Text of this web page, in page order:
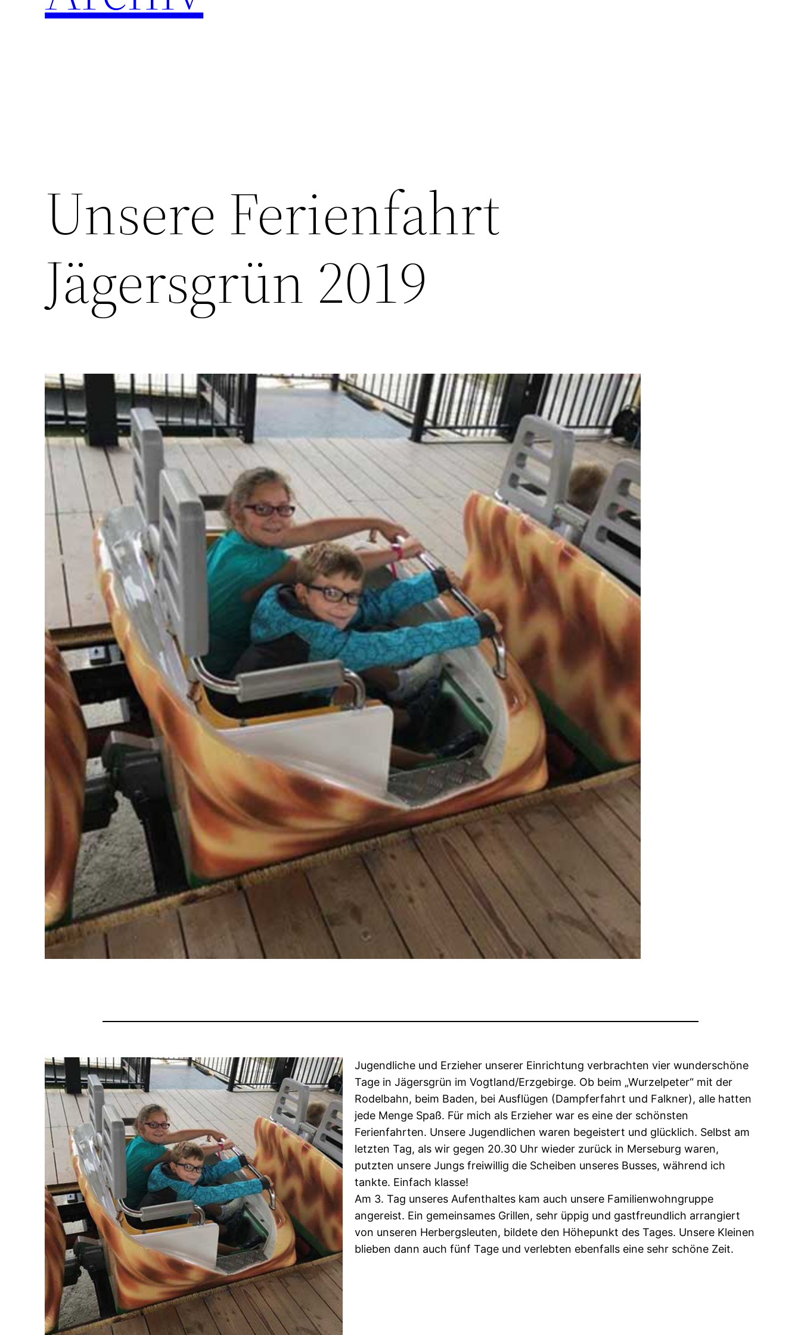
Unsere Ferienfahrt
Jägersgrün 2019
Jugendliche und Erzieher unserer Einrichtung verbrachten vier wunderschöne
Tage in Jägersgrün im Vogtland/Erzgebirge. Ob beim „Wurzelpeter“ mit der
Rodelbahn, beim Baden, bei Ausflügen (Dampferfahrt und Falkner), alle hatten
jede Menge Spaß. Für mich als Erzieher war es eine der schönsten
Ferienfahrten. Unsere Jugendlichen waren begeistert und glücklich. Selbst am
letzten Tag, als wir gegen 20.30 Uhr wieder zurück in Merseburg waren,
putzten unsere Jungs freiwillig die Scheiben unseres Busses, während ich
tankte. Einfach klasse!
Am 3. Tag unseres Aufenthaltes kam auch unsere Familienwohngruppe
angereist. Ein gemeinsames Grillen, sehr üppig und gastfreundlich arrangiert
von unseren Herbergsleuten, bildete den Höhepunkt des Tages. Unsere Kleinen
blieben dann auch fünf Tage und verlebten ebenfalls eine sehr schöne Zeit.